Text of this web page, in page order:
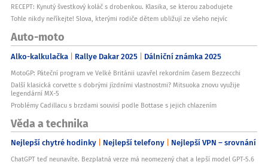
RECEPT: Kynutý švestkový koláč s drobenkou. Klasika, se kterou zabodujete
Tohle nikdy neříkejte! Slova, kterými rodiče dětem ubližují ze všeho nejvíc
Auto-moto
Alko-kalkulačka Rallye Dakar 2025 Dálniční známka 2025
MotoGP: Páteční program ve Velké Británii uzavřel rekordním časem Bezzecchi
Další klasická corvette s dobrými jízdními vlastnostmi? Mitsuoka znovu využije
legendární MX-5
Problémy Cadillacu s brzdami souvisí podle Bottase s jejich chlazením
Věda a technika
Nejlepší chytré hodinky Nejlepší telefony Nejlepší VPN – srovnání
ChatGPT teď neunavíte. Bezplatná verze má neomezený chat a lepší model GPT-5.6